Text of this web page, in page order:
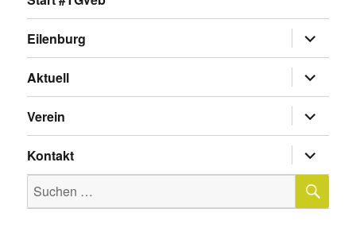
Eilenburg
anzeigen
Aktuell
anzeigen
Verein
anzeigen
Kontakt
anzeigen
Suche
nach: